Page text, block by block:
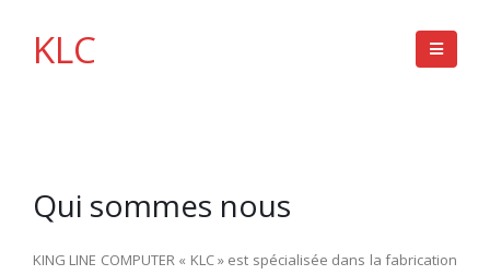
KLC
Qui sommes nous
KING LINE COMPUTER « KLC » est spécialisée dans la fabrication